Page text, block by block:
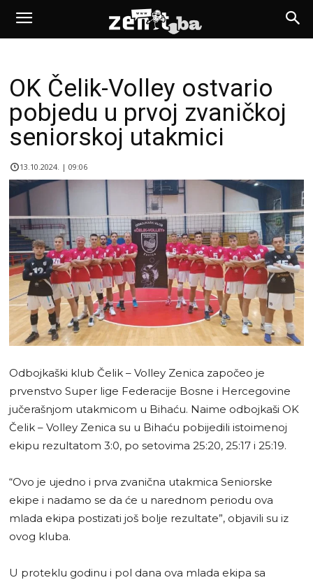
OK Čelik-Volley ostvario
pobjedu u prvoj zvaničkoj
seniorskoj utakmici
13.10.2024. | 09:06
Odbojkaški klub Čelik – Volley Zenica započeo je
prvenstvo Super lige Federacije Bosne i Hercegovine
jučerašnjom utakmicom u Bihaću. Naime odbojkaši OK
Čelik – Volley Zenica su u Bihaću pobijedili istoimenoj
ekipu rezultatom 3:0, po setovima 25:20, 25:17 i 25:19.
“Ovo je ujedno i prva zvanična utakmica Seniorske
ekipe i nadamo se da će u narednom periodu ova
mlada ekipa postizati još bolje rezultate”, objavili su iz
ovog kluba.
U proteklu godinu i pol dana ova mlada ekipa sa